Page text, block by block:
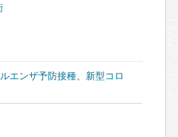
エンザ予防接種、 新型コロ